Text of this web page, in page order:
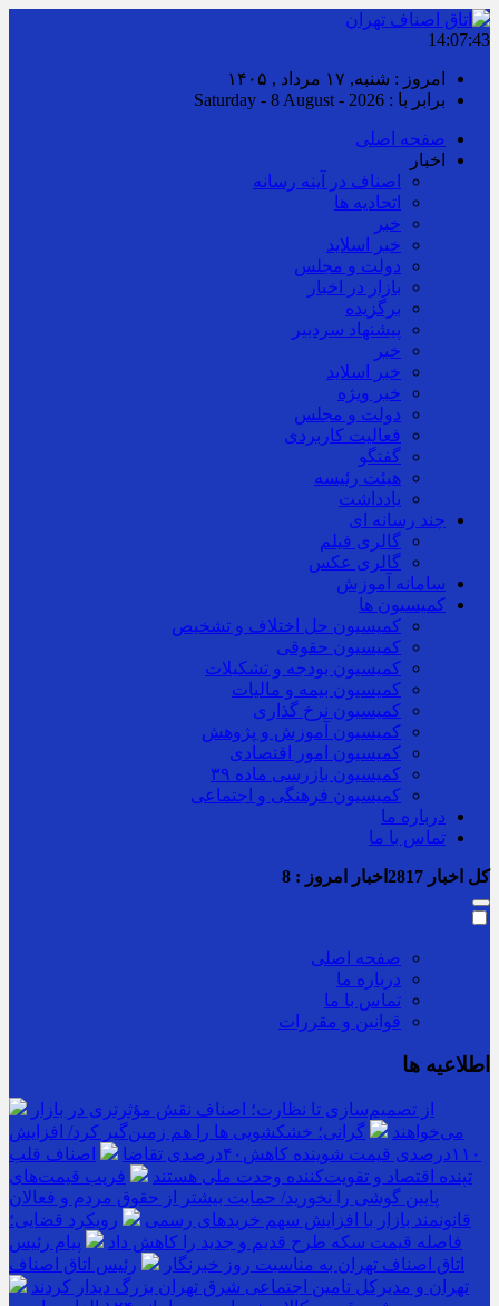
14:07:44
امروز : شنبه, ۱۷ مرداد , ۱۴۰۵
برابر با : Saturday - 8 August - 2026
صفحه اصلی
اخبار
اصناف در آینه رسانه
اتحادیه ها
خبر
خبر اسلايد
دولت و مجلس
بازار در اخبار
برگزیده
پیشنهاد سردبیر
خبر
خبر اسلايد
خبر ویژه
دولت و مجلس
فعالیت کاربردی
گفتگو
هیئت رئیسه
یادداشت
چند رسانه ای
گالری فیلم
گالری عکس
سامانه آموزش
کمیسیون ها
کمیسیون حل اختلاف و تشخیص
کمیسیون حقوقی
کمیسیون بودجه و تشکیلات
کمیسیون بیمه و مالیات
کمیسیون نرخ گذاری
کمیسیون آموزش و پژوهش
کمیسیون امور اقتصادی
کمیسیون بازرسی ماده ۳۹
کمیسیون فرهنگی و اجتماعی
درباره ما
تماس با ما
کل اخبار اخبار امروز : 8
صفحه اصلی
درباره ما
تماس با ما
قوانین و مقررات
اطلاعیه ها
از تصمیم‌سازی تا نظارت؛ اصناف نقش مؤثرتری در بازار
می‌خواهند
گرانی؛ خشکشویی‌ ها را هم زمین‌گیر کرد/ افزایش
۱۱۰درصدی قیمت شوینده کاهش۴۰درصدی تقاضا
اصناف قلب
تپنده اقتصاد و تقویت‌کننده وحدت ملی هستند
فریب قیمت‌های
پایین گوشی را نخورید/ حمایت بیشتر از حقوق مردم و فعالان
قانونمند بازار با افزایش سهم خریدهای رسمی
رویکرد قضایی؛
فاصله قیمت سکه طرح قدیم و جدید را کاهش داد
پیام رئیس
اتاق اصناف تهران به مناسبت روز خبرنگار
رئیس اتاق اصناف
تهران و مدیرکل تامین اجتماعی شرق تهران بزرگ دیدار کردند